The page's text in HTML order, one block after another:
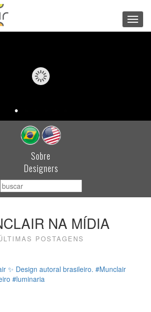
Sobre
Designers
NA MÍDIA
POSTAGENS